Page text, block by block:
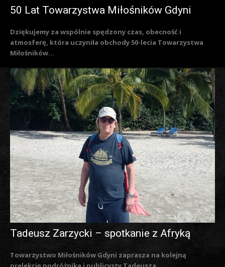
50 Lat Towarzystwa Miłośników Gdyni
Dziękujemy za wspólnie spędzony czas, obecność i
atmosferę, która uczyniła obchody 50-lecia Towarzystwa
Miłośników...
Tadeusz Zarzycki – spotkanie z Afryką
Towarzystwo Miłośników Gdyni zaprasza na kolejną